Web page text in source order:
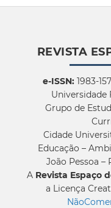
REVISTA
e-ISSN:1983-
Universidade
Grupo de
Cidade
Educação –
João Pessoa –
A Revista Espaço
a Licença